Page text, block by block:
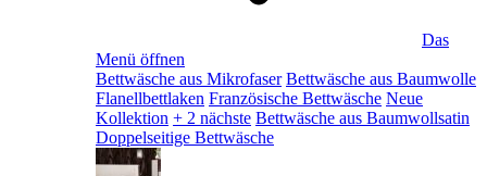
Das
Menü öffnen
Bettwäsche aus Mikrofaser Bettwäsche aus Baumwolle
Flanellbettlaken Französische Bettwäsche Neue
Kollektion + 2 nächste Bettwäsche aus Baumwollsatin
Doppelseitige Bettwäsche